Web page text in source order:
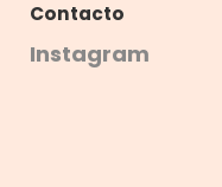
Contacto
Instagram